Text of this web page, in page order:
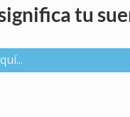
tu